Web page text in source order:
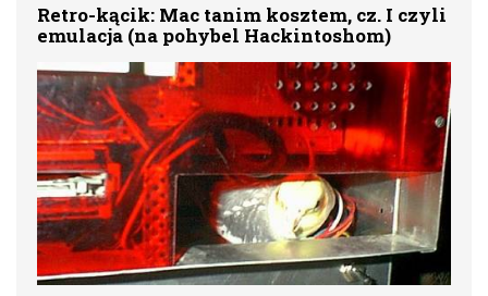
Retro-kącik: Mac tanim kosztem, cz. I czyli
emulacja (na pohybel Hackintoshom)